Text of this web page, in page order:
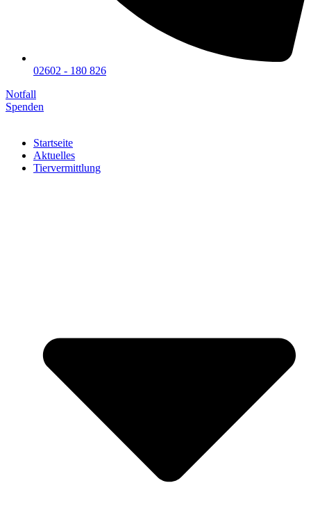
02602 - 180 826
Notfall
Spenden
Startseite
Aktuelles
Tiervermittlung